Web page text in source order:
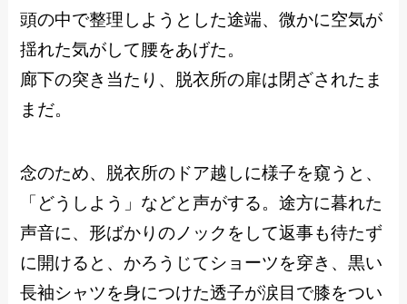
頭の中で整理しようとした途端、微かに空気が
揺れた気がして腰をあげた。
廊下の突き当たり、脱衣所の扉は閉ざされたま
まだ。
念のため、脱衣所のドア越しに様子を窺うと、
「どうしよう」などと声がする。途方に暮れた
声音に、形ばかりのノックをして返事も待たず
に開けると、かろうじてショーツを穿き、黒い
長袖シャツを身につけた透子が涙目で膝をつい